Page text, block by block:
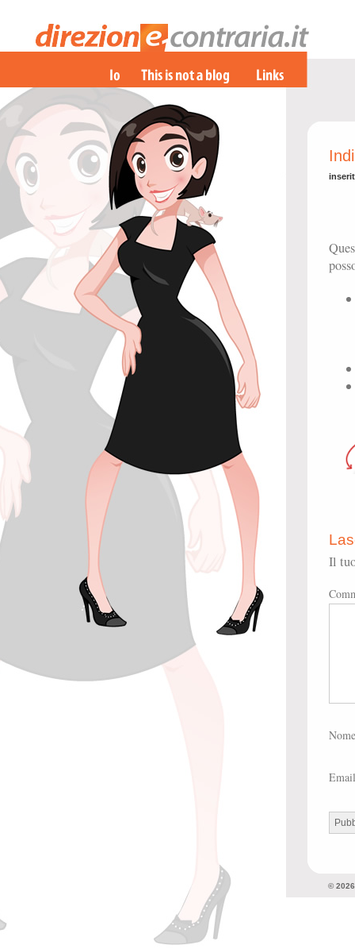
Il
Nome
Email
©